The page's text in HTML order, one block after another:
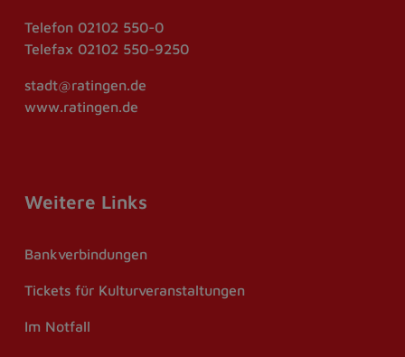
Telefon 02102 550-0
Telefax 02102 550-9250
stadt@ratingen.de
www.ratingen.de
Weitere Links
Bankverbindungen
Tickets für Kulturveranstaltungen
Im Notfall